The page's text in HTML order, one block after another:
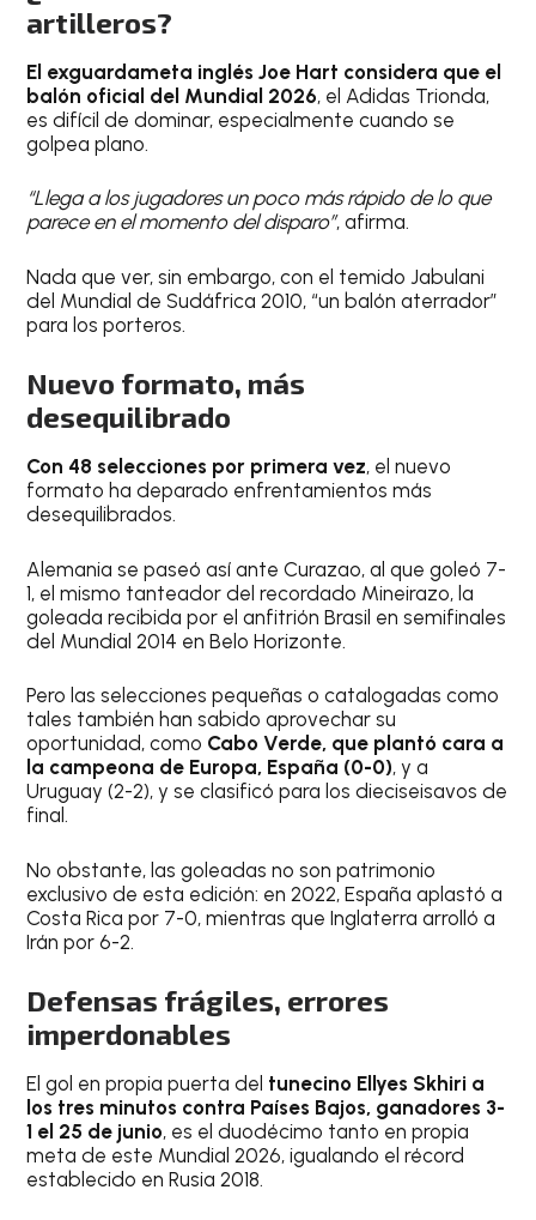
artilleros?
El exguardameta inglés Joe Hart considera que el
balón oficial del Mundial 2026, el Adidas Trionda,
es difícil de dominar, especialmente cuando se
golpea plano.
“Llega a los jugadores un poco más rápido de lo que
parece en el momento del disparo”, afirma.
Nada que ver, sin embargo, con el temido Jabulani
del Mundial de Sudáfrica 2010, “un balón aterrador”
para los porteros.
Nuevo formato, más
desequilibrado
Con 48 selecciones por primera vez, el nuevo
formato ha deparado enfrentamientos más
desequilibrados.
Alemania se paseó así ante Curazao, al que goleó 7-
1, el mismo tanteador del recordado Mineirazo, la
goleada recibida por el anfitrión Brasil en semifinales
del Mundial 2014 en Belo Horizonte.
Pero las selecciones pequeñas o catalogadas como
tales también han sabido aprovechar su
oportunidad, como Cabo Verde, que plantó cara a
la campeona de Europa, España (0-0), y a
Uruguay (2-2), y se clasificó para los dieciseisavos de
final.
No obstante, las goleadas no son patrimonio
exclusivo de esta edición: en 2022, España aplastó a
Costa Rica por 7-0, mientras que Inglaterra arrolló a
Irán por 6-2.
Defensas frágiles, errores
imperdonables
El gol en propia puerta del tunecino Ellyes Skhiri a
los tres minutos contra Países Bajos, ganadores 3-
1 el 25 de junio, es el duodécimo tanto en propia
meta de este Mundial 2026, igualando el récord
establecido en Rusia 2018.